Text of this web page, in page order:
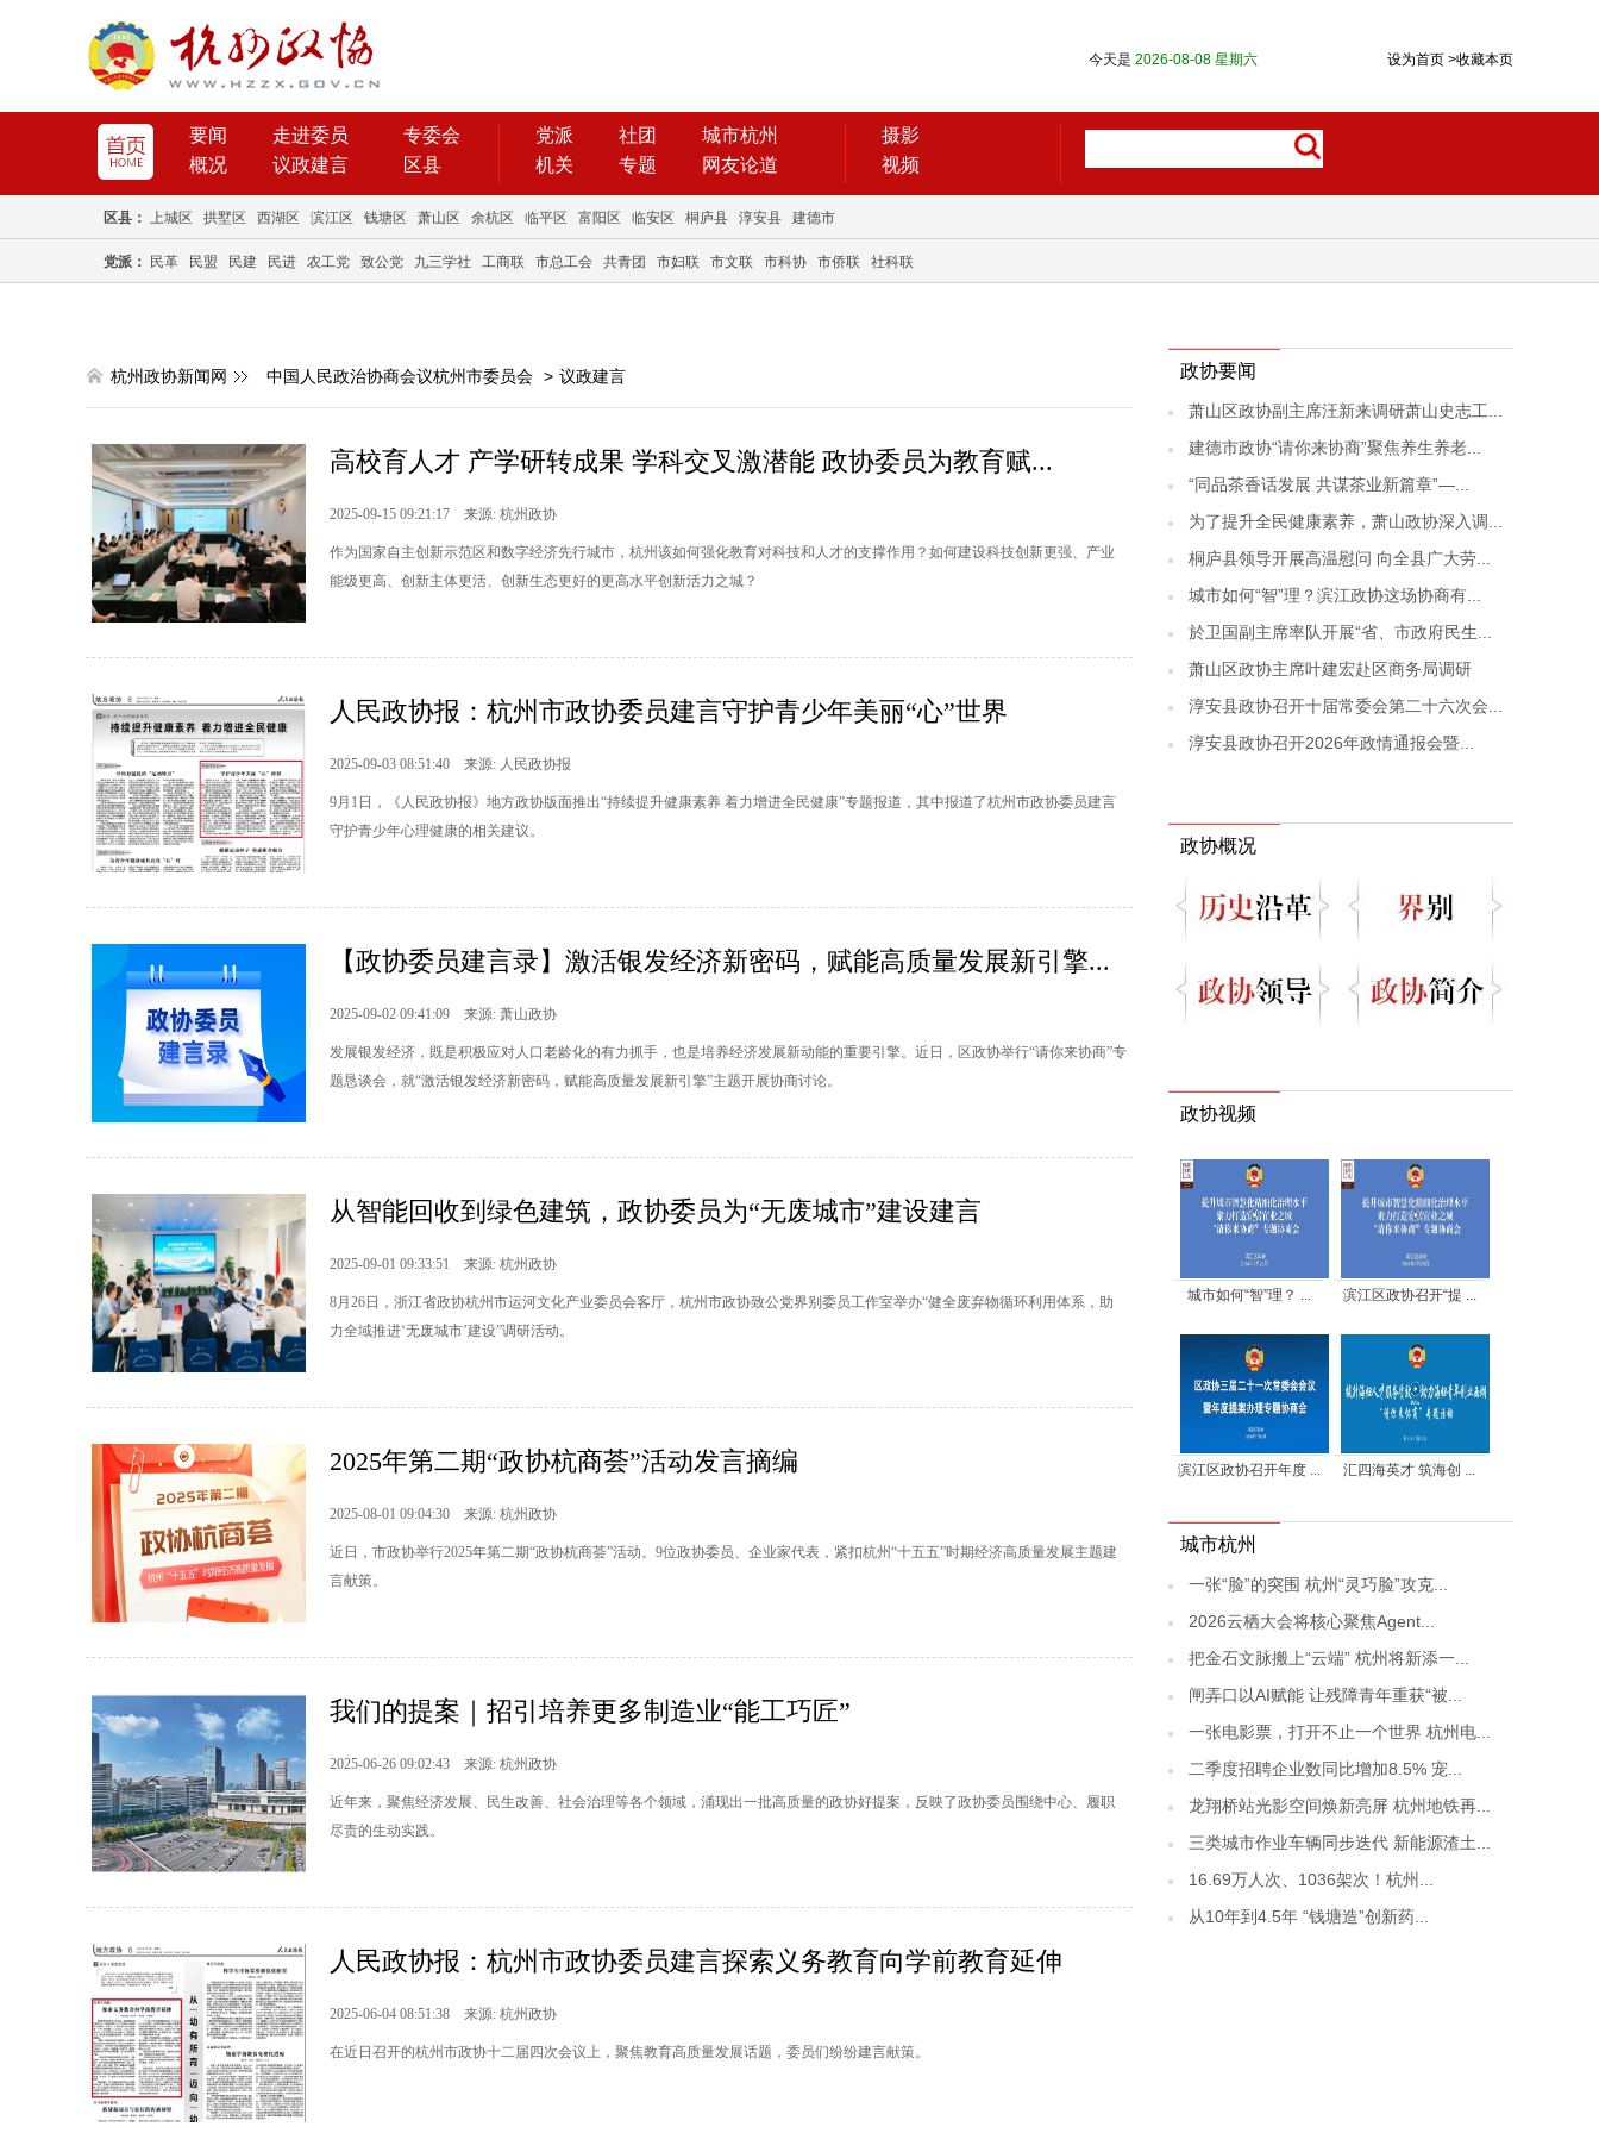
设为首页 >收藏本页
今天是 2026-08-08 星期六
要闻 走进委员
专委会
概况
议政建言 区县
党派 社团
城市杭州
机关
专题 网友论道
摄影
视频
区县： 上城区 拱墅区 西湖区 滨江区 钱塘区 萧山区 余杭区 临平区 富阳区 临安区 桐庐县 淳安县 建德市
党派： 民革 民盟 民建 民进 农工党 致公党 九三学社 工商联 市总工会 共青团 市妇联 市文联 市科协 市侨联 社科联
杭州政协新闻网 中国人民政治协商会议杭州市委员会 > 议政建言
高校育人才 产学研转成果 学科交叉激潜能 政协委员为教育赋...
2025-09-15 09:21:17 来源: 杭州政协
作为国家自主创新示范区和数字经济先行城市，杭州该如何强化教育对科技和人才的支撑作用？如何建设科技创新更强、产业
能级更高、创新主体更活、创新生态更好的更高水平创新活力之城？
人民政协报：杭州市政协委员建言守护青少年美丽“心”世界
2025-09-03 08:51:40 来源: 人民政协报
9月1日，《人民政协报》地方政协版面推出“持续提升健康素养 着力增进全民健康”专题报道，其中报道了杭州市政协委员建言
守护青少年心理健康的相关建议。
【政协委员建言录】激活银发经济新密码，赋能高质量发展新引擎...
2025-09-02 09:41:09 来源: 萧山政协
发展银发经济，既是积极应对人口老龄化的有力抓手，也是培养经济发展新动能的重要引擎。近日，区政协举行“请你来协商”专
题恳谈会，就“激活银发经济新密码，赋能高质量发展新引擎”主题开展协商讨论。
从智能回收到绿色建筑，政协委员为“无废城市”建设建言
2025-09-01 09:33:51 来源: 杭州政协
8月26日，浙江省政协杭州市运河文化产业委员会客厅，杭州市政协致公党界别委员工作室举办“健全废弃物循环利用体系，助
力全域推进‘无废城市’建设”调研活动。
2025年第二期“政协杭商荟”活动发言摘编
2025-08-01 09:04:30 来源: 杭州政协
近日，市政协举行2025年第二期“政协杭商荟”活动。9位政协委员、企业家代表，紧扣杭州“十五五”时期经济高质量发展主题建
言献策。
我们的提案｜招引培养更多制造业“能工巧匠”
2025-06-26 09:02:43 来源: 杭州政协
近年来，聚焦经济发展、民生改善、社会治理等各个领域，涌现出一批高质量的政协好提案，反映了政协委员围绕中心、履职
尽责的生动实践。
人民政协报：杭州市政协委员建言探索义务教育向学前教育延伸
2025-06-04 08:51:38 来源: 杭州政协
在近日召开的杭州市政协十二届四次会议上，聚焦教育高质量发展话题，委员们纷纷建言献策。
政协要闻
萧山区政协副主席汪新来调研萧山史志工...
建德市政协“请你来协商”聚焦养生养老...
“同品茶香话发展 共谋茶业新篇章”—...
为了提升全民健康素养，萧山政协深入调...
桐庐县领导开展高温慰问 向全县广大劳...
城市如何“智”理？滨江政协这场协商有...
於卫国副主席率队开展“省、市政府民生...
萧山区政协主席叶建宏赴区商务局调研
淳安县政协召开十届常委会第二十六次会...
淳安县政协召开2026年政情通报会暨...
政协概况
政协视频
城市如何“智”理？ ... 滨江区政协召开“提 ...
滨江区政协召开年度 ... 汇四海英才 筑海创 ...
城市杭州
一张“脸”的突围 杭州“灵巧脸”攻克...
2026云栖大会将核心聚焦Agent...
把金石文脉搬上“云端” 杭州将新添一...
闸弄口以AI赋能 让残障青年重获“被...
一张电影票，打开不止一个世界 杭州电...
二季度招聘企业数同比增加8.5% 宠...
龙翔桥站光影空间焕新亮屏 杭州地铁再...
三类城市作业车辆同步迭代 新能源渣土...
16.69万人次、1036架次！杭州...
从10年到4.5年 “钱塘造”创新药...